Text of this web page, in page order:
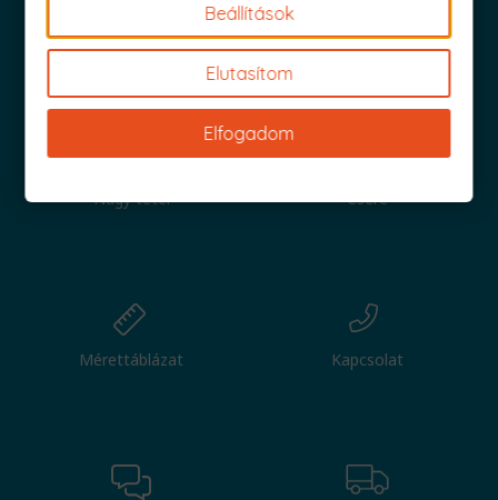
Iratkozz fel és küldjük is az 1000 Ft értékű kuponod!
Nagy tétel Csere
Mérettáblázat Kapcsolat
Beállítások
Elutasítom
Elfogadom